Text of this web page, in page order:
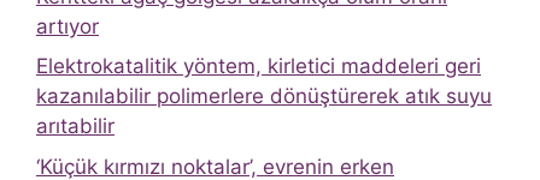
artıyor
Elektrokatalitik yöntem, kirletici maddeleri geri
kazanılabilir polimerlere dönüştürerek atık suyu
arıtabilir
‘Küçük kırmızı noktalar’, evrenin erken